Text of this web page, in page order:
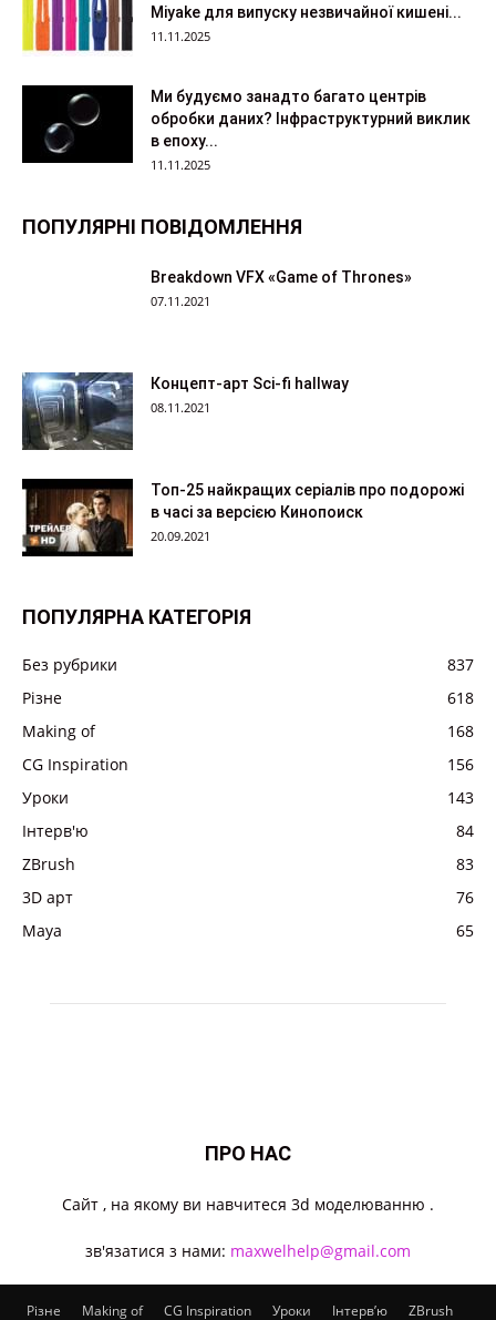
Miyake для випуску незвичайної кишені...
11.11.2025
Ми будуємо занадто багато центрів
обробки даних? Інфраструктурний виклик
в епоху...
11.11.2025
ПОПУЛЯРНІ ПОВІДОМЛЕННЯ
Breakdown VFX «Game of Thrones»
07.11.2021
Концепт-арт Sci-fi hallway
08.11.2021
Топ-25 найкращих серіалів про подорожі
в часі за версією Кинопоиск
20.09.2021
ПОПУЛЯРНА КАТЕГОРІЯ
Без рубрики
837
Різне
618
Making of
168
CG Inspiration
156
Уроки
143
Інтерв'ю
84
ZBrush
83
3D арт
76
Maya
65
ПРО НАС
Cайт , на якому ви навчитеся 3d моделюванню .
зв'язатися з нами: maxwelhelp@gmail.com
Різне Making of CG Inspiration Уроки Інтерв’ю ZBrush